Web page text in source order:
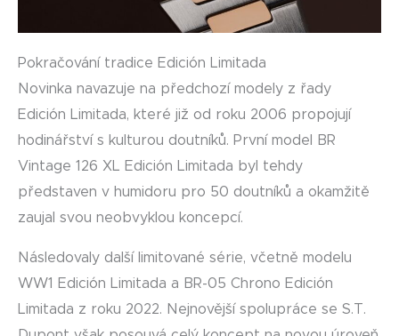
Pokračování tradice Edición Limitada
Novinka navazuje na předchozí modely z řady
Edición Limitada, které již od roku 2006 propojují
hodinářství s kulturou doutníků. První model BR
Vintage 126 XL Edición Limitada byl tehdy
představen v humidoru pro 50 doutníků a okamžitě
zaujal svou neobvyklou koncepcí.
Následovaly další limitované série, včetně modelu
WW1 Edición Limitada a BR-05 Chrono Edición
Limitada z roku 2022. Nejnovější spolupráce se S.T.